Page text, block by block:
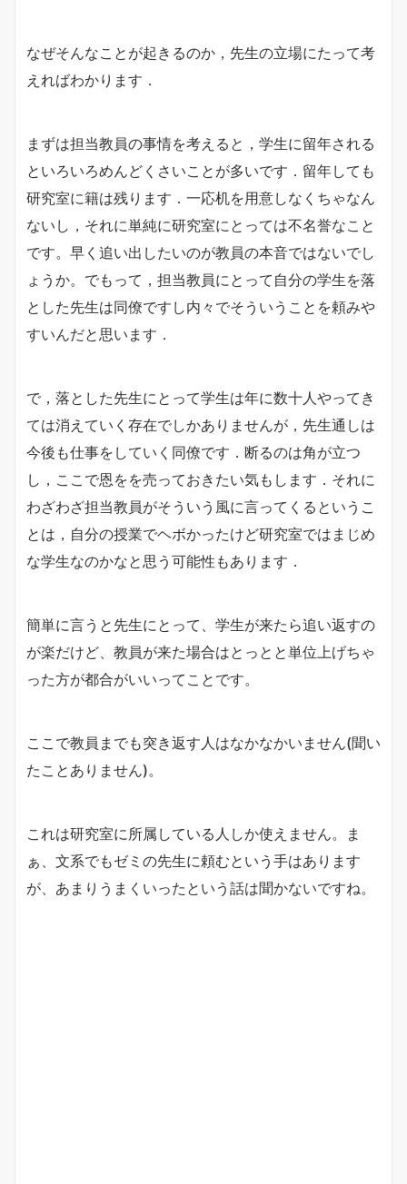
なぜそんなことが起きるのか，先生の立場にたって考
えればわかります．
まずは担当教員の事情を考えると，学生に留年される
といろいろめんどくさいことが多いです．留年しても
研究室に籍は残ります．一応机を用意しなくちゃなん
ないし，それに単純に研究室にとっては不名誉なこと
です。早く追い出したいのが教員の本音ではないでし
ょうか。でもって，担当教員にとって自分の学生を落
とした先生は同僚ですし内々でそういうことを頼みや
すいんだと思います．
で，落とした先生にとって学生は年に数十人やってき
ては消えていく存在でしかありませんが，先生通しは
今後も仕事をしていく同僚です．断るのは角が立つ
し，ここで恩をを売っておきたい気もします．それに
わざわざ担当教員がそういう風に言ってくるというこ
とは，自分の授業でヘボかったけど研究室ではまじめ
な学生なのかなと思う可能性もあります．
簡単に言うと先生にとって、学生が来たら追い返すの
が楽だけど、教員が来た場合はとっとと単位上げちゃ
った方が都合がいいってことです。
ここで教員までも突き返す人はなかなかいません(聞い
たことありません)。
これは研究室に所属している人しか使えません。ま
ぁ、文系でもゼミの先生に頼むという手はあります
が、あまりうまくいったという話は聞かないですね。